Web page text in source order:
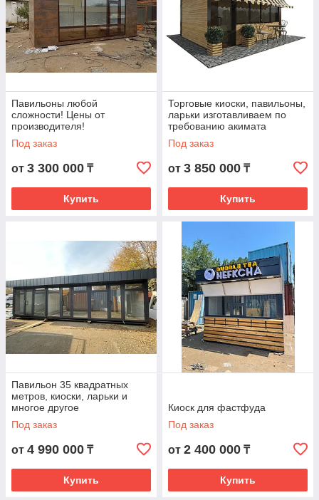
Павильоны любой
сложности! Цены от
производителя!
Под заказ
от 3 300 000 ₸
Купить
Торговые киоски, павильоны,
ларьки изготавливаем по
требованию акимата
Под заказ
от 3 850 000 ₸
Купить
Павильон 35 квадратных
метров, киоски, ларьки и
многое другое
Под заказ
от 4 990 000 ₸
Купить
Киоск для фастфуда
Под заказ
от 2 400 000 ₸
Купить